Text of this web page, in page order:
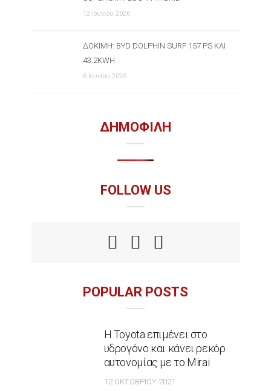
12 Ιουνίου 2026
ΔΟΚΙΜΉ: BYD DOLPHIN SURF 157 PS ΚΑΙ
43.2KWH
6 Ιουνίου 2026
ΔΗΜΟΦΙΛΗ
FOLLOW US
POPULAR POSTS
Η Toyota επιμένει στο
υδρογόνο και κάνει ρεκόρ
αυτονομίας με το Mirai
12 ΟΚΤΩΒΡΊΟΥ 2021